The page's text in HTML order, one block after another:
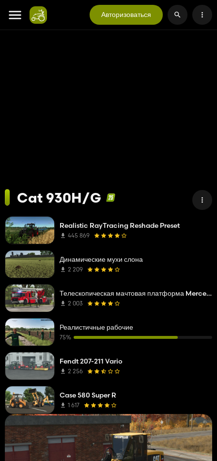
Авторизоваться
Cat 930H/G
Realistic RayTracing Reshade Preset
445 869
Динамические мухи слона
2 209
Телескопическая мачтовая платформа Mercedes Benz Econic WISS
2 003
Реалистичные рабочие
75%
Fendt 207-211 Vario
2 256
Case 580 Super R
1 617